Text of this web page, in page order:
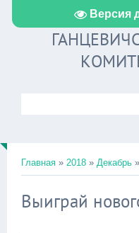
Версия
Главная » 2018 » Декабрь »
Выиграй